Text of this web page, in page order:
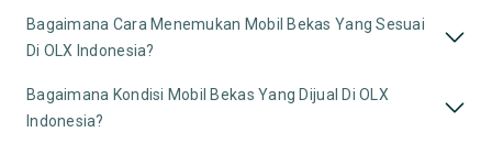
Bagaimana Cara Menemukan Mobil Bekas Yang Sesuai
Di OLX Indonesia?
Bagaimana Kondisi Mobil Bekas Yang Dijual Di OLX
Indonesia?